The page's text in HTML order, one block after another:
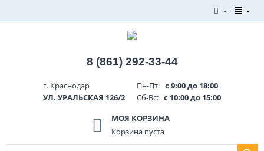
8 (861) 292-33-44
г. Краснодар
УЛ. УРАЛЬСКАЯ 126/2
Пн-Пт: с 9:00 до 18:00
Сб-Вс: с 10:00 до 15:00
МОЯ КОРЗИНА
Корзина пуста